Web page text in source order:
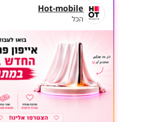
Hot-mobile
הכל